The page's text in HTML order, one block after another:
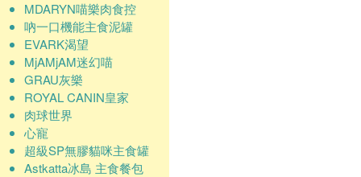
MDARYN喵樂肉食控
吶一口機能主食泥罐
EVARK渴望
MjAMjAM迷幻喵
GRAU灰樂
ROYAL CANIN皇家
肉球世界
心寵
超級SP無膠貓咪主食罐
Astkatta冰島 主食餐包